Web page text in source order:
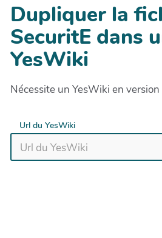
Dupliquer la
SecuritE dans
YesWiki
Nécessite un YesWiki en version
Url du YesWiki